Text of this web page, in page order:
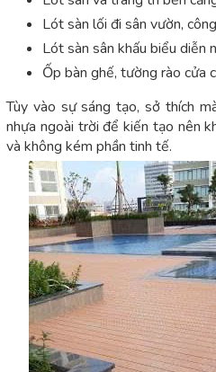
Lót sàn lối đi sân vườn,
Lót sàn sân khấu biểu diễn
Ốp bàn ghế, tường rào cửa
Tùy vào sự sáng tạo, sở thích
nhựa ngoài trời để kiến tạo nên
và không kém phần tinh tế.